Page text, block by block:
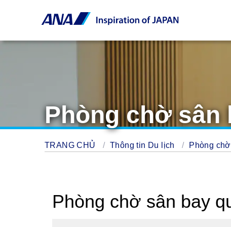
Phòng chờ sân
TRANG CHỦ Thông tin Du lịch Phòng chờ
Phòng chờ sân bay